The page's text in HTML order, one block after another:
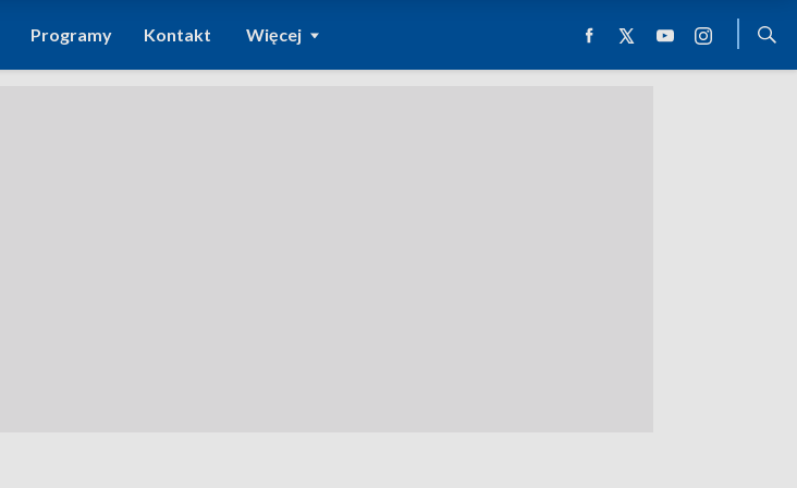
Programy Kontakt Więcej